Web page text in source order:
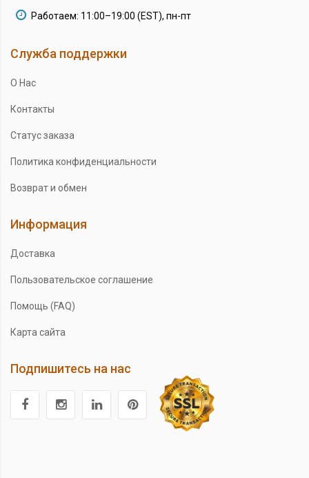
Работаем: 11:00–19:00 (EST), пн-пт
Служба поддержки
О Нас
Контакты
Статус заказа
Политика конфиденциальности
Возврат и обмен
Информация
Доставка
Пользовательское соглашение
Помощь (FAQ)
Карта сайта
Подпишитесь на нас